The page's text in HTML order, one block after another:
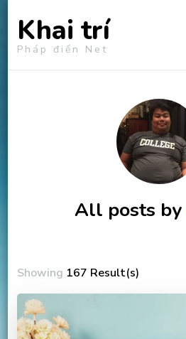
Khai trí
Pháp điển Net
All posts by
Showing 167 Result(s)